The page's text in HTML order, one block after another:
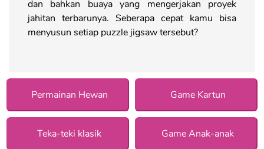
dan bahkan buaya yang mengerjakan proyek
jahitan terbarunya. Seberapa cepat kamu bisa
menyusun setiap puzzle jigsaw tersebut?
Permainan Hewan Game Kartun
Teka-teki klasik Game Anak-anak